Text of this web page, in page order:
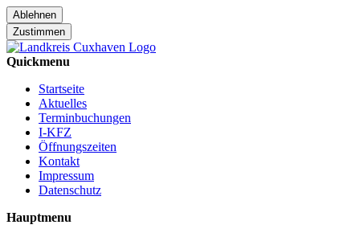
Ablehnen
Zustimmen
Quickmenu
Startseite
Aktuelles
Terminbuchungen
I-KFZ
Öffnungszeiten
Kontakt
Impressum
Datenschutz
Hauptmenu